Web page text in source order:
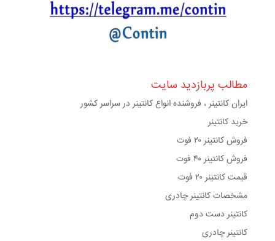
مطالب پربازدید سایت
ایران کانتینر ، فروشنده انواع کانتینر در سراسر کشور
خرید کانتینر
فروش کانتینر ۲۰ فوت
فروش کانتینر ۴۰ فوت
قیمت کانتینر ۲۰ فوت
مشخصات کانتینر چادری
کانتینر دست دوم
کانتینر چادری